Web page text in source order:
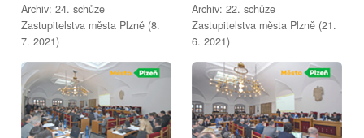
Archiv: 24. schůze
Zastupitelstva města Plzně (8.
7. 2021)
Archiv: 22. schůze
Zastupitelstva města Plzně (21.
6. 2021)